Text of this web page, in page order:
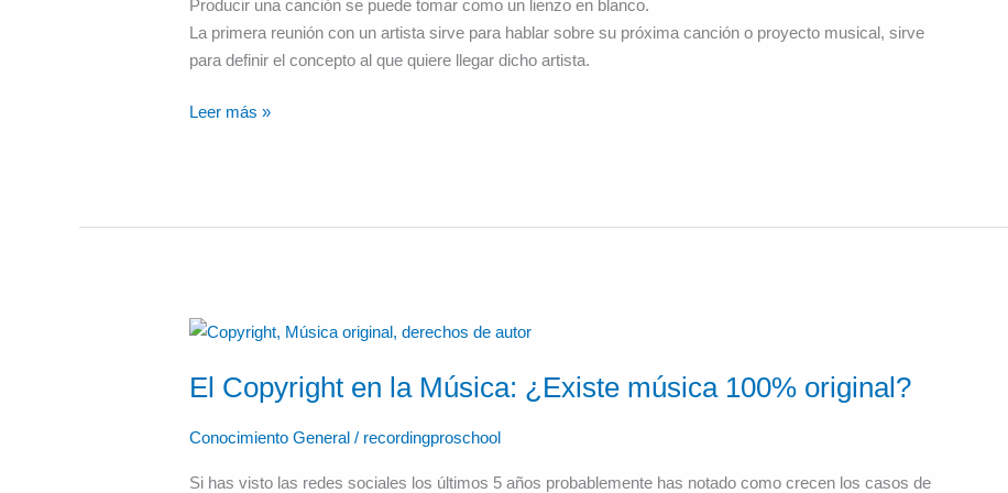
Producir una canción se puede tomar como un lienzo en blanco.
La primera reunión con un artista sirve para hablar sobre su próxima canción o proyecto musical, sirve
para definir el concepto al que quiere llegar dicho artista.
Leer más »
El Copyright en la Música: ¿Existe música 100% original?
Conocimiento General / recordingproschool
Si has visto las redes sociales los últimos 5 años probablemente has notado como crecen los casos de
El
en
Música: